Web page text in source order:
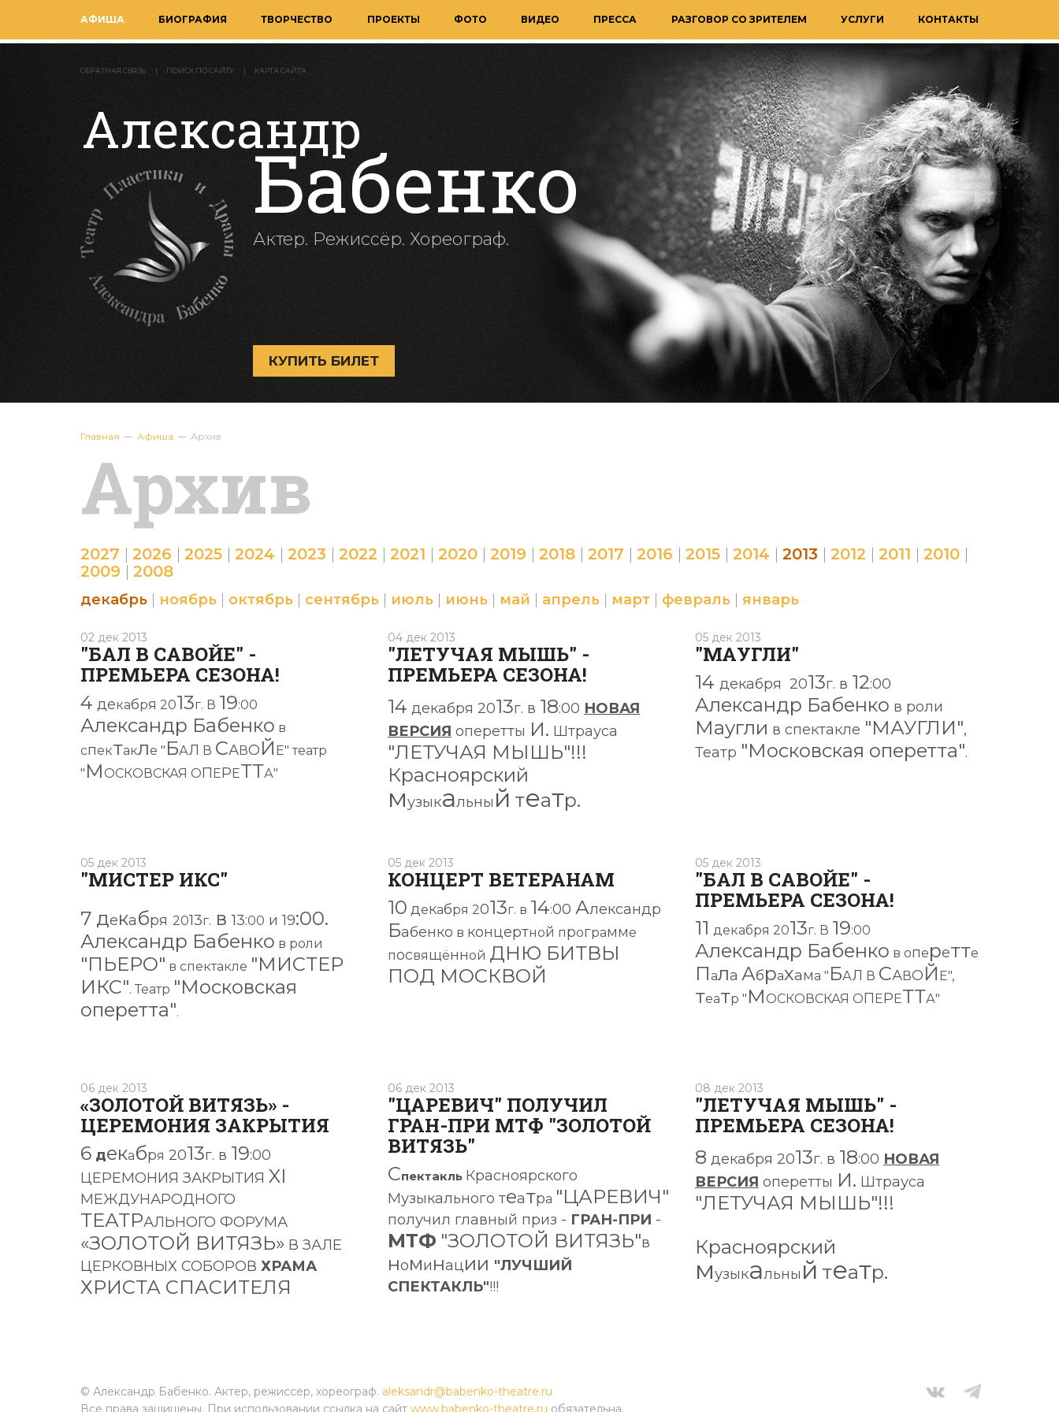
АФИША БИОГРАФИЯ ТВОРЧЕСТВО ПРОЕКТЫ ФОТО ВИДЕО ПРЕССА РАЗГОВОР СО ЗРИТЕЛЕМ УСЛУГИ КОНТАКТЫ
ОБРАТНАЯ СВЯЗЬ ПОИСК ПО САЙТУ КАРТА САЙТА
Александр
Бабенко
Актер. Режиссёр. Хореограф.
КУПИТЬ БИЛЕТ
Главная Афиша Архив
Архив
2027 | 2026 | 2025 | 2024 | 2023 | 2022 | 2021 | 2020 | 2019 | 2018 | 2017 | 2016 | 2015 | 2014 | 2013 | 2012 | 2011 | 2010 |
2009 | 2008
декабрь ноябрь октябрь сентябрь июль июнь май апрель март февраль январь
02 дек 2013
"БАЛ В САВОЙЕ" -
ПРЕМЬЕРА СЕЗОНА!
4 декабря 2013г. В 19:00
Александр Бабенко в
спектакле " БАЛ В САВОЙ Е" театр
" М ОСКОВСКАЯ ОПЕРЕТТА"
04 дек 2013
"ЛЕТУЧАЯ МЫШЬ" -
ПРЕМЬЕРА СЕЗОНА!
14 декабря 2013г. в 18:00 НОВАЯ
ВЕРСИЯ оперетты И. Штрауса
"ЛЕТУЧАЯ МЫШЬ"!!!
Красноярский
музыкальны й театр.
05 дек 2013
"МАУГЛИ"
14 декабря 2013г. в 12:00
Александр Бабенко в роли
Маугли в спектакле "МАУГЛИ",
Театр "Московская оперетта".
05 дек 2013
"МИСТЕР ИКС"
7 декабря 2013г. в13:00 и 19:00.
Александр Бабенко в роли
"ПЬЕРО" в спектакле "МИСТЕР
ИКС". Театр "Московская
оперетта".
05 дек 2013
КОНЦЕРТ ВЕТЕРАНАМ
10 декабря 2013г. в 14:00 Александр
Бабенко в концертной программе
посвящённой ДНЮ БИТВЫ
ПОД МОСКВОЙ
05 дек 2013
"БАЛ В САВОЙЕ" -
ПРЕМЬЕРА СЕЗОНА!
11 декабря 2013г. В 19:00
Александр Бабенко в оперетте
Пала Абрахама " БАЛ В САВОЙ Е",
театр " М ОСКОВСКАЯ ОПЕРЕТТА"
06 дек 2013
«ЗОЛОТОЙ ВИТЯЗЬ» -
ЦЕРЕМОНИЯ ЗАКРЫТИЯ
6 декабря 2013г. в 19:00
ЦЕРЕМОНИЯ ЗАКРЫТИЯ XI
МЕЖДУНАРОДНOГО
ТЕАТРАЛЬНОГО ФОРУМА
«ЗОЛОТОЙ ВИТЯЗЬ» В ЗАЛЕ
ЦЕРКОВНЫХ СОБОРОВ ХРАМА
ХРИСТА СПАСИТЕЛЯ
06 дек 2013
"ЦАРЕВИЧ" ПОЛУЧИЛ
ГРАН-ПРИ МТФ "ЗОЛОТОЙ
ВИТЯЗЬ"
Спектакль Красноярского
Музыкального театра "ЦАРЕВИЧ"
получил главный приз - ГРАН-ПРИ -
МТФ "ЗОЛОТОЙ ВИТЯЗЬ"в
номинации "ЛУЧШИЙ
СПЕКТАКЛЬ"!!!
08 дек 2013
"ЛЕТУЧАЯ МЫШЬ" -
ПРЕМЬЕРА СЕЗОНА!
8 декабря 2013г. в 18:00 НОВАЯ
ВЕРСИЯ оперетты И. Штрауса
"ЛЕТУЧАЯ МЫШЬ"!!!
Красноярский
музыкальны й театр.
© Александр Бабенко. Актер, режиссер, хореограф. aleksandr@babenko-theatre.ru
Все права защищены. При использовании ссылка на сайт www.babenko-theatre.ru обязательна.